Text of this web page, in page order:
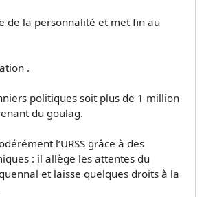
de la personnalité et met fin au
.
politiques soit plus de 1 million
du goulag.
l’URSS grâce à des
: il allège les attentes du
et laisse quelques droits à la